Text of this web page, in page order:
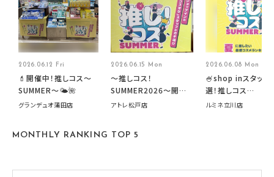
2026.06.12 Fri
💄開催中！推しコス〜
SUMMER〜🌤️🌺
グランデュオ蒲田店
2026.06.15 Mon
～推しコス！
SUMMER2026～開催
中です！
アトレ松戸店
2026.06.08 Mon
🍧shop inスタッフ
選！推しコス
summer2026開催
ルミネ立川店
MONTHLY RANKING TOP 5